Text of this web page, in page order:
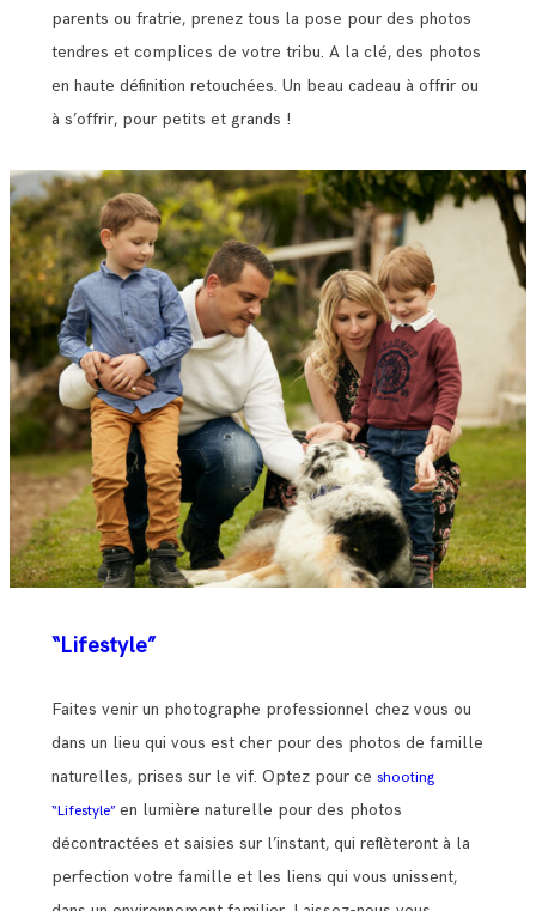
parents ou fratrie, prenez tous la pose pour des photos
tendres et complices de votre tribu. A la clé, des photos
en haute définition retouchées. Un beau cadeau à offrir ou
à s’offrir, pour petits et grands !
“Lifestyle”
Faites venir un photographe professionnel chez vous ou
dans un lieu qui vous est cher pour des photos de famille
naturelles, prises sur le vif. Optez pour ce shooting
“Lifestyle”en lumière naturelle pour des photos
décontractées et saisies sur l’instant, qui reflèteront à la
perfection votre famille et les liens qui vous unissent,